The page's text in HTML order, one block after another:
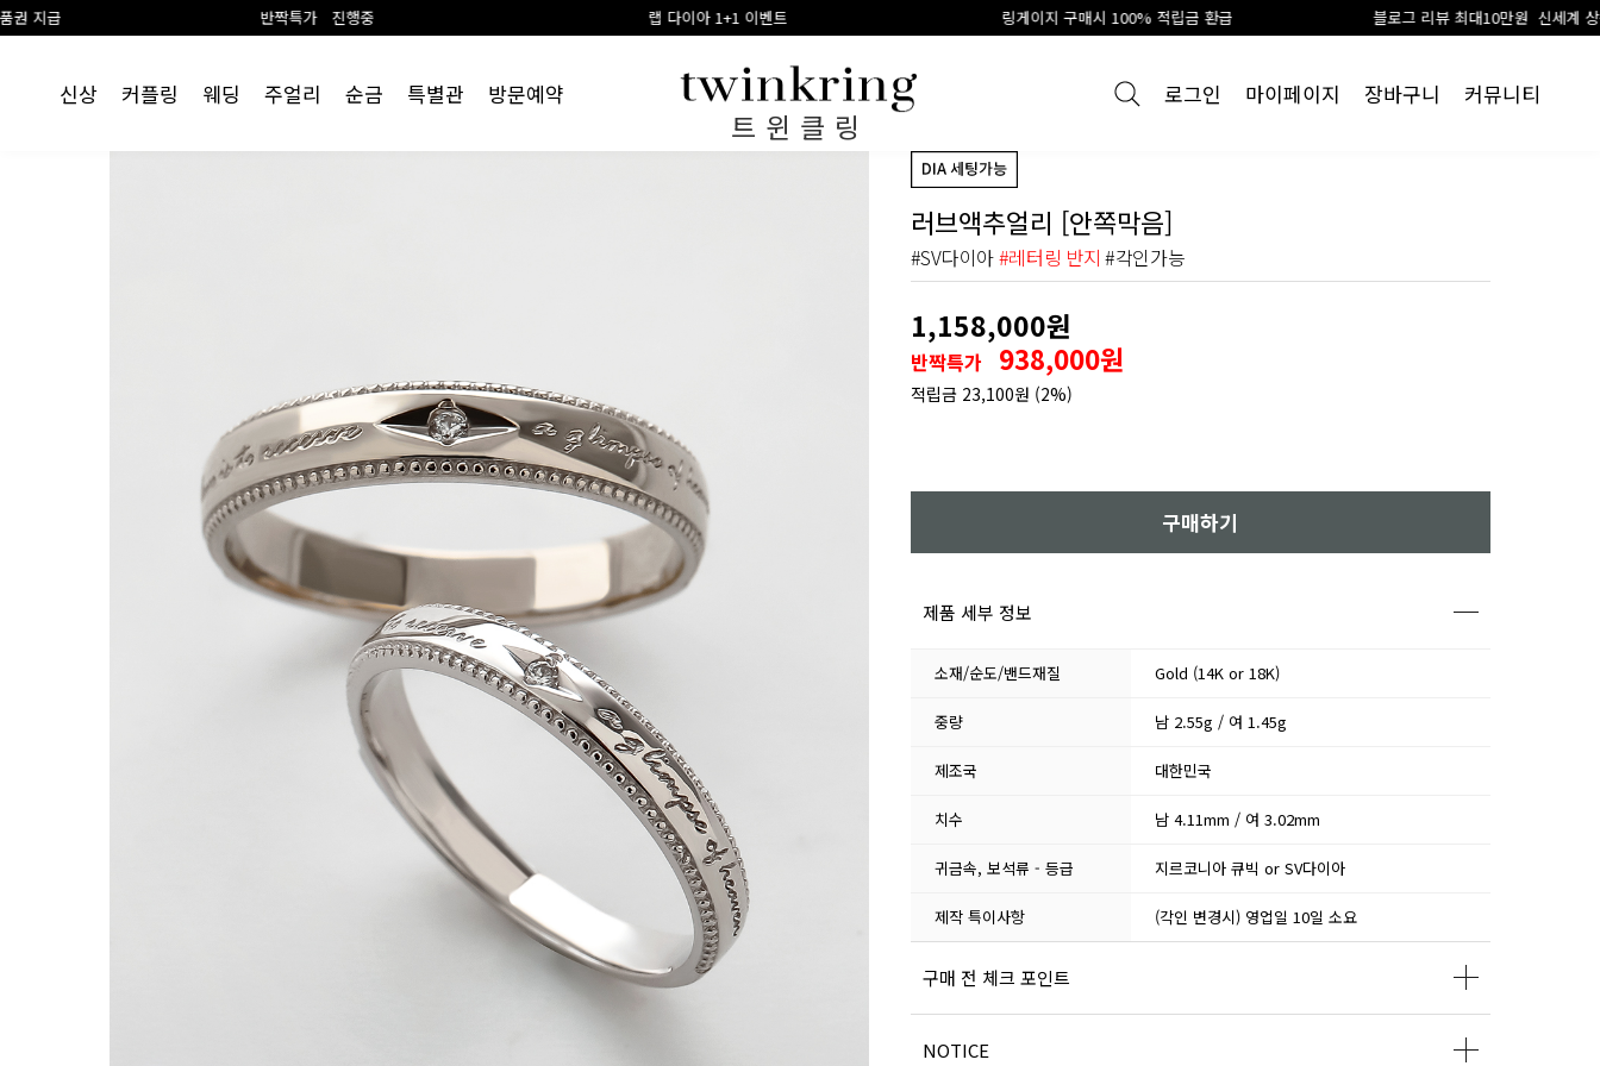
랩 다이아 1+1 이벤트 링게이지 구매시 100% 적립금 환급 블로그 리뷰 최대10만원 신세계 상품권 지급
트윈클링
신상 커플링 웨딩 주얼리 순금 특별관 방문예약 로그인 마이페이지 장바구니 커뮤니티
러브액추얼리 [안쪽막음]
#SV다이아#레터링 반지 #각인가능
1,158,000원
반짝특가 938,000원
적립금 23,100원 (2%)
구매하기
제품 세부 정보
소재/순도/밴드재질 Gold (14K or 18K)
중량 남 2.55g / 여 1.45g
제조국 대한민국
치수 남 4.11mm / 여 3.02mm
귀금속, 보석류 - 등급 지르코니아 큐빅 or SV다이아
제작 특이사항 (각인 변경시) 영업일 10일 소요
구매 전 체크 포인트
NOTICE